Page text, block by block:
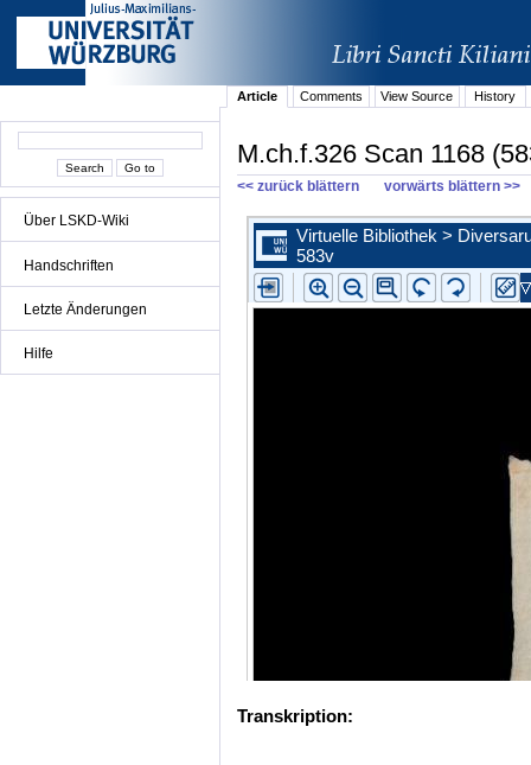
Über LSKD-Wiki
Handschriften
Letzte Änderungen
Hilfe
Article Comments View Source History
M.ch.f.326 Scan 1168
<< zurück blättern vorwärts blättern >>
Transkription: